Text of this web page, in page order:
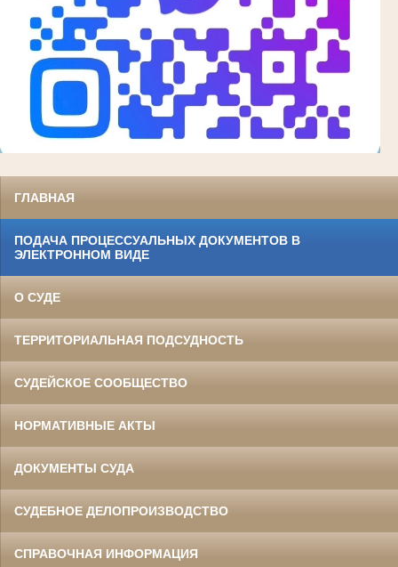
ГЛАВНАЯ
ПОДАЧА ПРОЦЕССУАЛЬНЫХ ДОКУМЕНТОВ В
ЭЛЕКТРОННОМ ВИДЕ
О СУДЕ
ТЕРРИТОРИАЛЬНАЯ ПОДСУДНОСТЬ
СУДЕЙСКОЕ СООБЩЕСТВО
НОРМАТИВНЫЕ АКТЫ
ДОКУМЕНТЫ СУДА
СУДЕБНОЕ ДЕЛОПРОИЗВОДСТВО
СПРАВОЧНАЯ ИНФОРМАЦИЯ